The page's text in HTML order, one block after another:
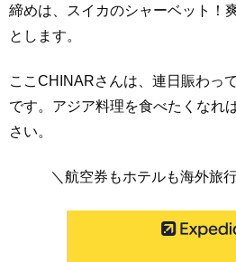
締めは、スイカのシャーベット！
とします。
ここCHINARさんは、連日賑わっ
です。アジア料理を食べたくなれ
さい。
＼航空券もホテルも海外旅